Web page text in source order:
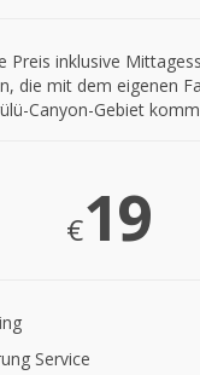
Preis inklusive
die mit dem eigenen
Canyon-Gebiet
€19
Service